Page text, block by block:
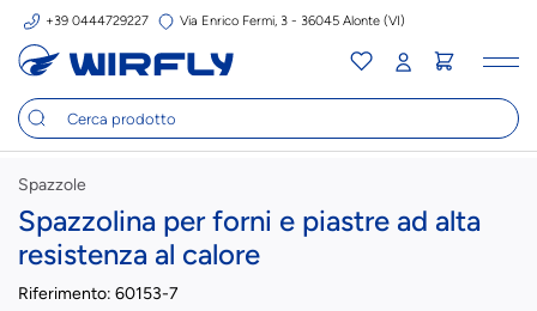
+39 0444729227 Via Enrico Fermi, 3 - 36045 Alonte (VI)
Spazzole
Spazzolina per forni e piastre ad alta
resistenza al calore
Riferimento: 60153-7